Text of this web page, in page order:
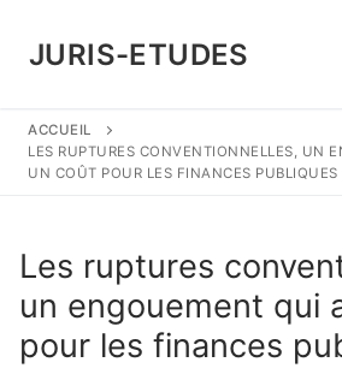
contenu
JURIS-ETUDES
ACCUEIL
LES RUPTURES CONVENTIONNELLES, UN
UN COÛT POUR LES FINANCES PUBLIQUES
Les ruptures
un engouement qui
pour les finances